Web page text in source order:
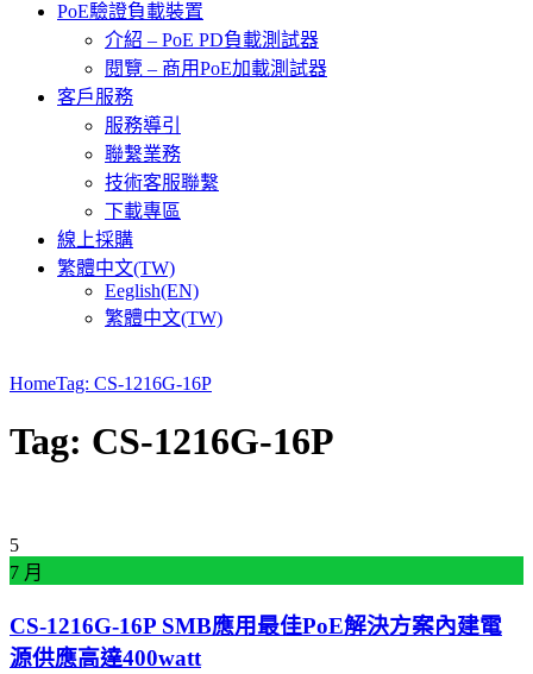
PoE驗證負載裝置
介紹 – PoE PD負載測試器
閱覽 – 商用PoE加載測試器
客戶服務
服務導引
聯繫業務
技術客服聯繫
下載專區
線上採購
繁體中文(TW)
Eeglish(EN)
繁體中文(TW)
HomeTag: CS-1216G-16P
Tag: CS-1216G-16P
5
7 月
CS-1216G-16P SMB應用最佳PoE解決方案內建電
源供應高達400watt